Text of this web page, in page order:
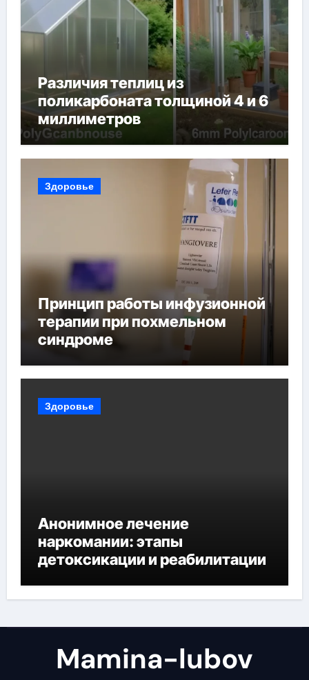
Различия теплиц из
поликарбоната толщиной 4 и 6
миллиметров
Здоровье
Принцип работы инфузионной
терапии при похмельном
синдроме
Здоровье
Анонимное лечение
наркомании: этапы
детоксикации и реабилитации
Mamina-lubov